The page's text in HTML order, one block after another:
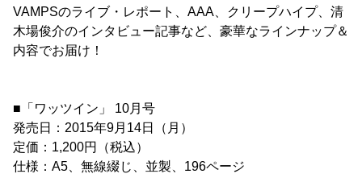
VAMPSのライブ・レポート、AAA、クリープハイプ、清
木場俊介のインタビュー記事など、豪華なラインナップ＆
内容でお届け！
■「ワッツイン」 10月号
発売日：2015年9月14日（月）
定価：1,200円（税込）
仕様：A5、無線綴じ、並製、196ページ